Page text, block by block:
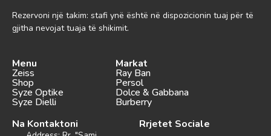
Rezervoni një takim: stafi ynë është në dispozicionin tuaj për të
gjitha nevojat tuaja të shikimit.
Menu
Zeiss
Shop
Syze Optike
Syze Dielli
Markat
Ray Ban
Persol
Dolce & Gabbana
Burberry
Na Kontaktoni
Rrjetet Sociale